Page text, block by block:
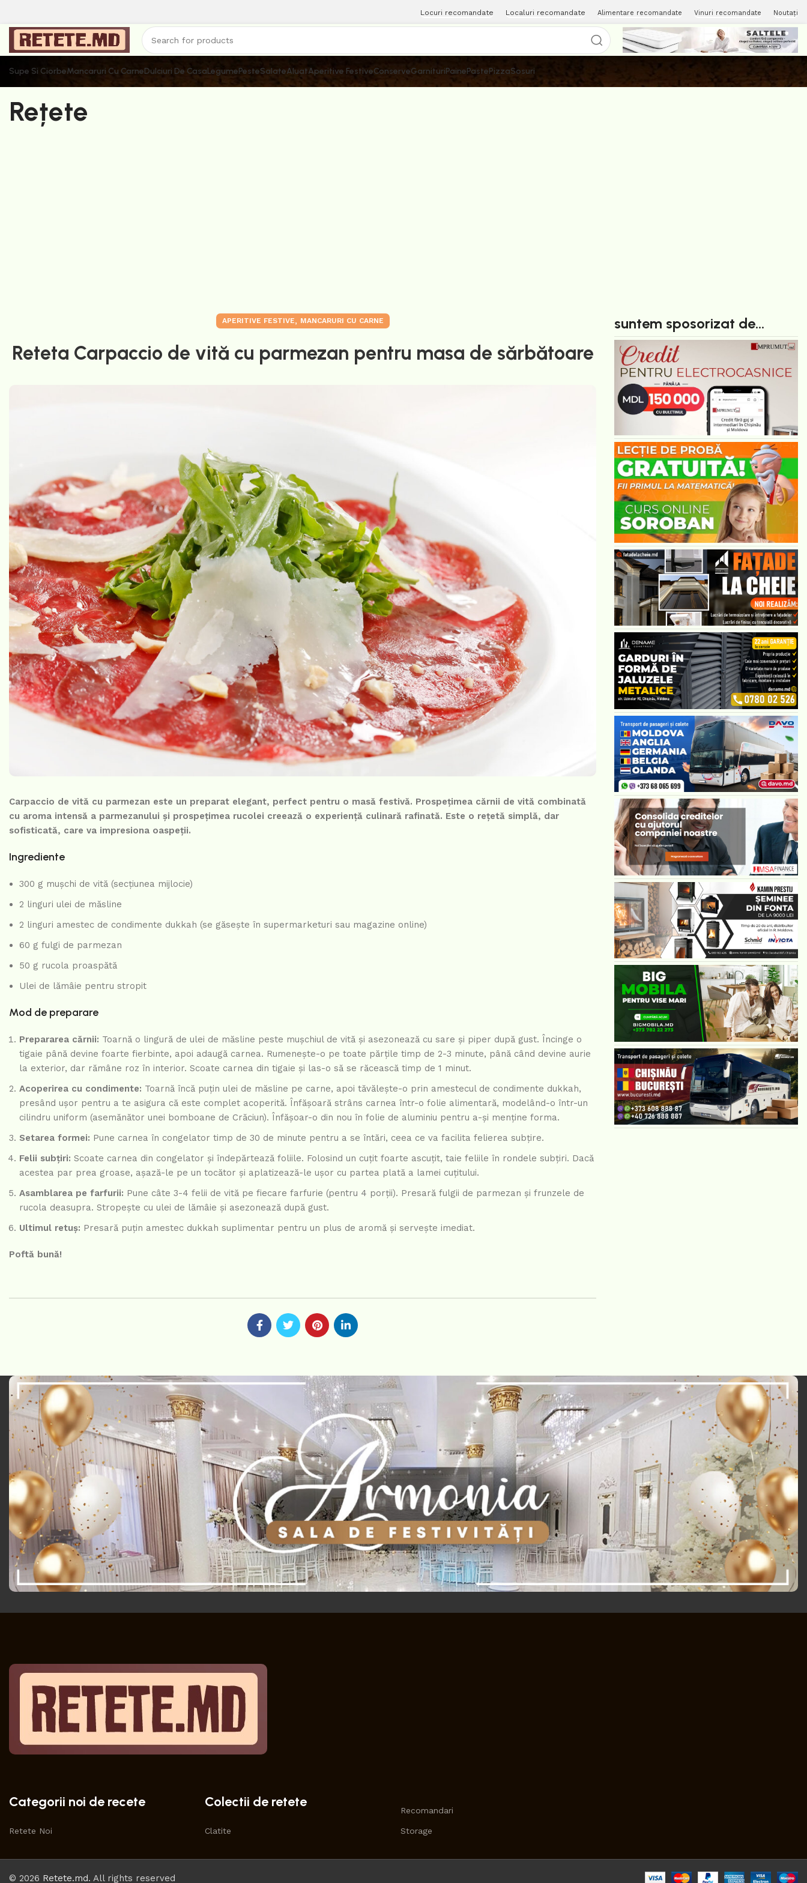
Locuri recomandate Localuri recomandate Alimentare recomandate Vinuri recomandate Noutați
Supe Si CiorbeMancaruri Cu CarneDulciuri De CasaLegumePesteSalateAluatAperitive FestiveConserveGarnituriPainePastePizzaSosuri
Rețete
APERITIVE FESTIVE, MANCARURI CU CARNE
Reteta Carpaccio de vită cu parmezan pentru masa de sărbătoare
Carpaccio de vită cu parmezan este un preparat elegant, perfect pentru o masă festivă. Prospețimea cărnii de vită combinată
cu aroma intensă a parmezanului și prospețimea rucolei creează o experiență culinară rafinată. Este o rețetă simplă, dar
sofisticată, care va impresiona oaspeții.
Ingrediente
300 g mușchi de vită (secțiunea mijlocie)
2 linguri ulei de măsline
2 linguri amestec de condimente dukkah (se găsește în supermarketuri sau magazine online)
60 g fulgi de parmezan
50 g rucola proaspătă
Ulei de lămâie pentru stropit
Mod de preparare
Prepararea cărnii: Toarnă o lingură de ulei de măsline peste mușchiul de vită și asezonează cu sare și piper după gust. Încinge o
tigaie până devine foarte fierbinte, apoi adaugă carnea. Rumenește-o pe toate părțile timp de 2-3 minute, până când devine aurie
la exterior, dar rămâne roz în interior. Scoate carnea din tigaie și las-o să se răcească timp de 1 minut.
Acoperirea cu condimente: Toarnă încă puțin ulei de măsline pe carne, apoi tăvălește-o prin amestecul de condimente dukkah,
presând ușor pentru a te asigura că este complet acoperită. Înfășoară strâns carnea într-o folie alimentară, modelând-o într-un
cilindru uniform (asemănător unei bomboane de Crăciun). Înfășoar-o din nou în folie de aluminiu pentru a-și menține forma.
Setarea formei: Pune carnea în congelator timp de 30 de minute pentru a se întări, ceea ce va facilita felierea subțire.
Felii subțiri: Scoate carnea din congelator și îndepărtează foliile. Folosind un cuțit foarte ascuțit, taie feliile în rondele subțiri. Dacă
acestea par prea groase, așază-le pe un tocător și aplatizează-le ușor cu partea plată a lamei cuțitului.
Asamblarea pe farfurii: Pune câte 3-4 felii de vită pe fiecare farfurie (pentru 4 porții). Presară fulgii de parmezan și frunzele de
rucola deasupra. Stropește cu ulei de lămâie și asezonează după gust.
Ultimul retuș: Presară puțin amestec dukkah suplimentar pentru un plus de aromă și servește imediat.
Poftă bună!
suntem sposorizat de...
Categorii noi de recete
Retete Noi
Colectii de retete
Clatite
Recomandari
Storage
© 2026 Retete.md. All rights reserved